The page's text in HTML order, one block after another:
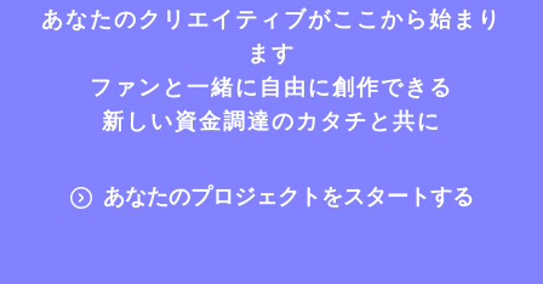
あなたのクリエイティブがここから始まり
ます
ファンと一緒に自由に創作できる
新しい資金調達のカタチと共に
あなたのプロジェクトをスタートする